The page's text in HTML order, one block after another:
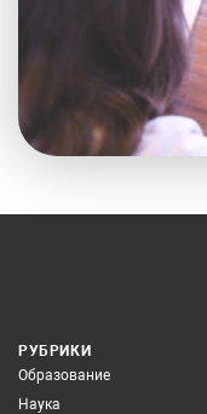
РУБРИКИ
Образование
Наука